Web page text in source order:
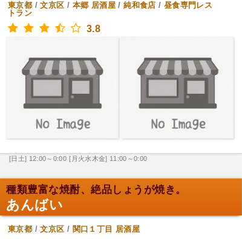
東京都 /文京区 / 本郷 居酒屋 /純和食店 / 昼食専門レス
トラン
3.8
[日土] 12:00～0:00 [月火水木金] 11:00～0:00
種類豊富な焼酎、絶品しょうが焼き。
あんばい
東京都 /文京区 / 関口１丁目 居酒屋